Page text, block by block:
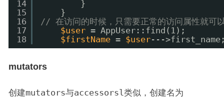
14
15
16
17
18
}
}
// 在访问的时候，只需要正常的访问属性就可
$user = AppUser::find(1);
$firstName = $user---
mutators
创建mutators与accessorsl类似，创建名为